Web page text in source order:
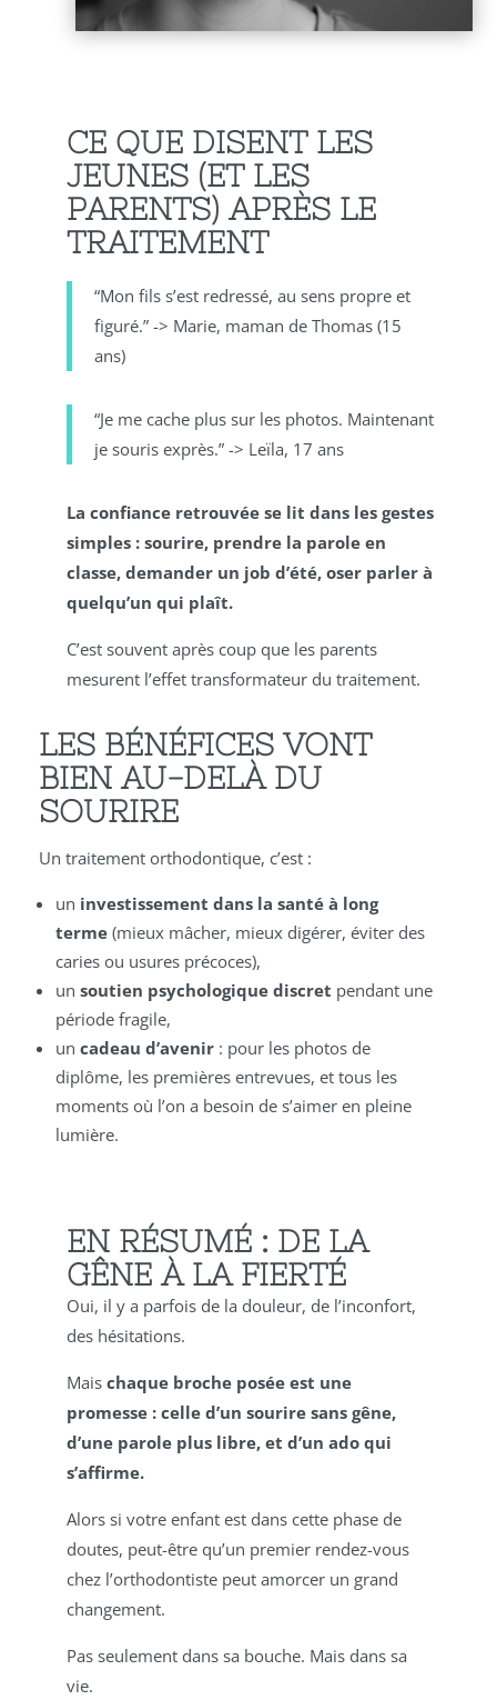
CE QUE DISENT LES
JEUNES (ET LES
PARENTS) APRÈS LE
TRAITEMENT
“Mon fils s’est redressé, au sens propre et
figuré.” -> Marie, maman de Thomas (15
ans)
“Je me cache plus sur les photos. Maintenant
je souris exprès.” -> Leïla, 17 ans
La confiance retrouvée se lit dans les gestes
simples : sourire, prendre la parole en
classe, demander un job d’été, oser parler à
quelqu’un qui plaît.
C’est souvent après coup que les parents
mesurent l’effet transformateur du traitement.
LES BÉNÉFICES VONT
BIEN AU-DELÀ DU
SOURIRE
Un traitement orthodontique, c’est :
un investissement dans la santé à long
terme (mieux mâcher, mieux digérer, éviter des
caries ou usures précoces),
un soutien psychologique discret pendant une
période fragile,
un cadeau d’avenir : pour les photos de
diplôme, les premières entrevues, et tous les
moments où l’on a besoin de s’aimer en pleine
lumière.
EN RÉSUMÉ : DE LA
GÊNE À LA FIERTÉ
Oui, il y a parfois de la douleur, de l’inconfort,
des hésitations.
Mais chaque broche posée est une
promesse : celle d’un sourire sans gêne,
d’une parole plus libre, et d’un ado qui
s’affirme.
Alors si votre enfant est dans cette phase de
doutes, peut-être qu’un premier rendez-vous
chez l’orthodontiste peut amorcer un grand
changement.
Pas seulement dans sa bouche. Mais dans sa
vie.